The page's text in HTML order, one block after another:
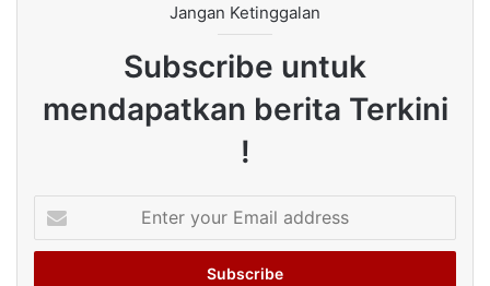
Jangan Ketinggalan
Subscribe untuk
mendapatkan berita Terkini
!
your
Email